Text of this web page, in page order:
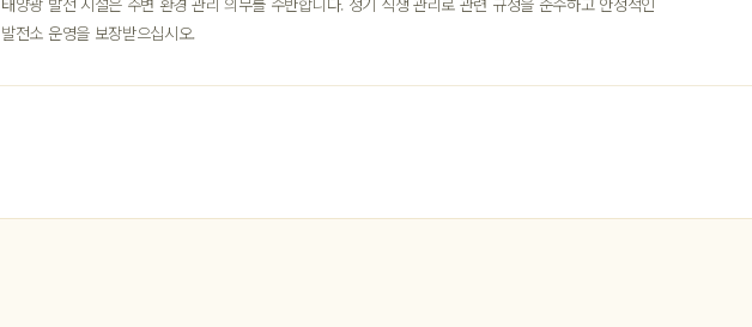
발전소 운영을 보장받으십시오.